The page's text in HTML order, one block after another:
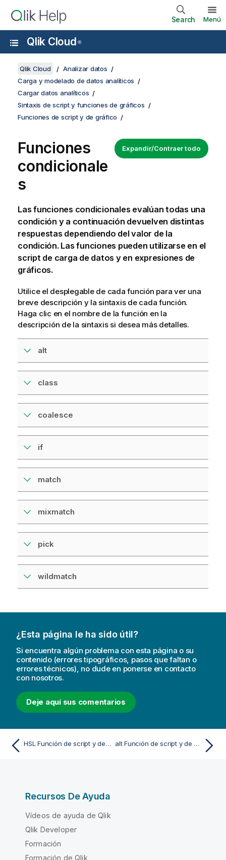
Search Menú
Qlik Cloud ®
Qlik Cloud
Analizar datos
Carga y modelado de datos analíticos
Cargar datos analíticos
Sintaxis de script y funciones de gráficos
Funciones de script y de gráfico
Expandir/Contraer todo
Funciones
condicionale
s
Las funciones condicionales evalúan todas una
condición y a continuación devuelven distintas
respuestas dependiendo del valor de la
condición. Las funciones pueden utilizarse en el
script de carga de datos y en expresiones de
gráficos.
Utilice el desplegable de cada función para ver una
breve descripción y la sintaxis de cada función.
Haga clic en el nombre de la función en la
descripción de la sintaxis si desea más detalles.
alt
class
coalesce
if
match
mixmatch
pick
wildmatch
¿Esta página le ha sido útil?
Si encuentra algún problema con esta página o su
contenido (errores tipográficos, pasos que faltan o
errores técnicos), no dude en ponerse en contacto
con nosotros.
Deje aquí sus comentarios
HSL Función de script y de gráfico alt Función de script y de gráfico
Recursos De Ayuda
Vídeos de ayuda de Qlik
Qlik Developer
Formación
Formación de Qlik